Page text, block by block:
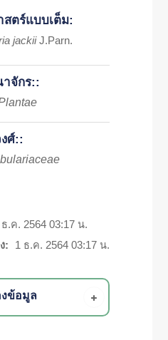
ตร์แบบเต็ม:
jackii J.Parn.
จักร::
ศ์::
ธ.ค. 2564 03:17 น.
:
1 ธ.ค. 2564 03:17 น.
ข้อมูล